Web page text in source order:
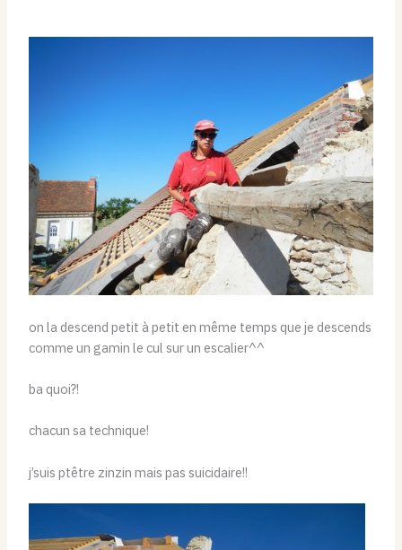
on la descend petit à petit en même temps que je descends
comme un gamin le cul sur un escalier^^
ba quoi?!
chacun sa technique!
j’suis ptêtre zinzin mais pas suicidaire!!